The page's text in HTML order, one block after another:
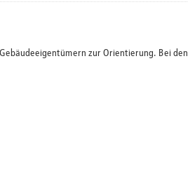
zur Orientierung. Bei den